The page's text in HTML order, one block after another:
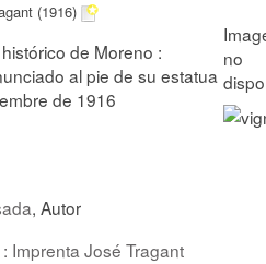
(1916)
de Moreno :
al pie de su estatua
de 1916
, Autor
Imprenta José Tragant